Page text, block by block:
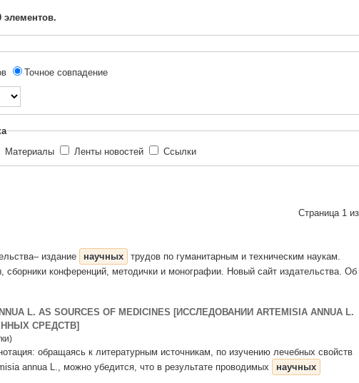
элементов.
Точное совпадение
Материалы Ленты новостей Ссылки
Страница 1
издание научных
трудов по гуманитарным и техническим наукам.
сборники конференций, методички и монографии. Новый сайт издательства. Об
L. AS SOURCES OF MEDICINES [ИССЛЕДОВАНИИ ARTEMISIA ANNUA L.
СРЕДСТВ]
обращаясь к литературным источникам, по изучению лечебных свойств
annua L., можно убедится, что в результате проводимых
научных